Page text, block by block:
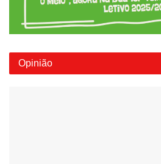
Opinião